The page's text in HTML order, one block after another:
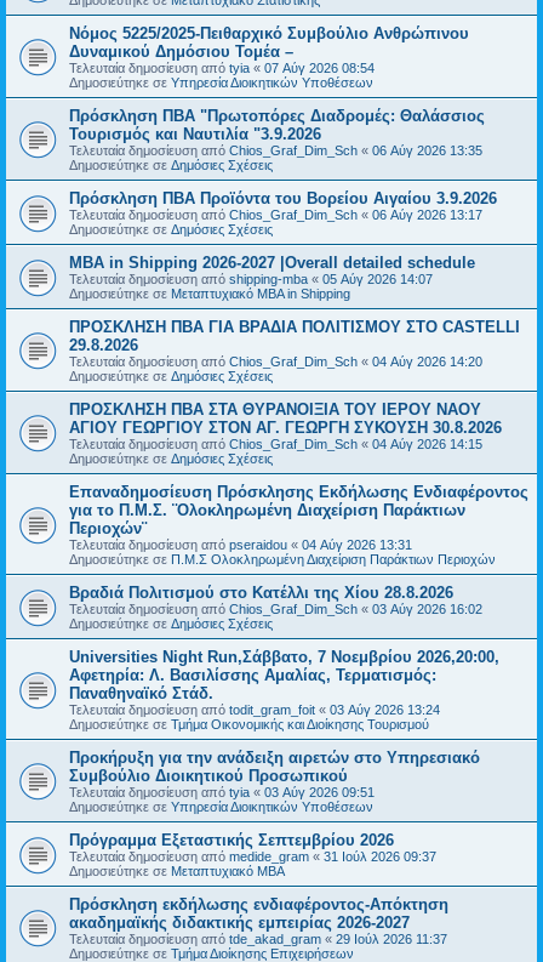
Νόμος 5225/2025-Πειθαρχικό Συμβούλιο Ανθρώπινου
Δυναμικού Δημόσιου Τομέα –
Τελευταία δημοσίευση από tyia « 07 Αύγ 2026 08:54
Δημοσιεύτηκε σε Υπηρεσία Διοικητικών Υποθέσεων
Πρόσκληση ΠΒΑ "Πρωτοπόρες Διαδρομές: Θαλάσσιος
Τουρισμός και Ναυτιλία "3.9.2026
Τελευταία δημοσίευση από Chios_Graf_Dim_Sch « 06 Αύγ 2026 13:35
Δημοσιεύτηκε σε Δημόσιες Σχέσεις
Πρόσκληση ΠΒΑ Προϊόντα του Βορείου Αιγαίου 3.9.2026
Τελευταία δημοσίευση από Chios_Graf_Dim_Sch « 06 Αύγ 2026 13:17
Δημοσιεύτηκε σε Δημόσιες Σχέσεις
MBA in Shipping 2026-2027 |Overall detailed schedule
Τελευταία δημοσίευση από shipping-mba « 05 Αύγ 2026 14:07
Δημοσιεύτηκε σε Μεταπτυχιακό MBA in Shipping
ΠΡΟΣΚΛΗΣΗ ΠΒΑ ΓΙΑ ΒΡΑΔΙΑ ΠΟΛΙΤΙΣΜΟΥ ΣΤΟ CASTELLI
29.8.2026
Τελευταία δημοσίευση από Chios_Graf_Dim_Sch « 04 Αύγ 2026 14:20
Δημοσιεύτηκε σε Δημόσιες Σχέσεις
ΠΡΟΣΚΛΗΣΗ ΠΒΑ ΣΤΑ ΘΥΡΑΝΟΙΞΙΑ ΤΟΥ ΙΕΡΟΥ ΝΑΟΥ
ΑΓΙΟΥ ΓΕΩΡΓΙΟΥ ΣΤΟΝ ΑΓ. ΓΕΩΡΓΗ ΣΥΚΟΥΣΗ 30.8.2026
Τελευταία δημοσίευση από Chios_Graf_Dim_Sch « 04 Αύγ 2026 14:15
Δημοσιεύτηκε σε Δημόσιες Σχέσεις
Επαναδημοσίευση Πρόσκλησης Εκδήλωσης Ενδιαφέροντος
για το Π.Μ.Σ. ¨Ολοκληρωμένη Διαχείριση Παράκτιων
Περιοχών¨
Τελευταία δημοσίευση από pseraidou « 04 Αύγ 2026 13:31
Δημοσιεύτηκε σε Π.Μ.Σ Ολοκληρωμένη Διαχείριση Παράκτιων Περιοχών
Βραδιά Πολιτισμού στο Κατέλλι της Χίου 28.8.2026
Τελευταία δημοσίευση από Chios_Graf_Dim_Sch « 03 Αύγ 2026 16:02
Δημοσιεύτηκε σε Δημόσιες Σχέσεις
Universities Night Run,Σάββατο, 7 Νοεμβρίου 2026,20:00,
Αφετηρία: Λ. Βασιλίσσης Αμαλίας, Τερματισμός:
Παναθηναϊκό Στάδ.
Τελευταία δημοσίευση από todit_gram_foit « 03 Αύγ 2026 13:24
Δημοσιεύτηκε σε Τμήμα Οικονομικής και Διοίκησης Τουρισμού
Προκήρυξη για την ανάδειξη αιρετών στο Υπηρεσιακό
Συμβούλιο Διοικητικού Προσωπικού
Τελευταία δημοσίευση από tyia « 03 Αύγ 2026 09:51
Δημοσιεύτηκε σε Υπηρεσία Διοικητικών Υποθέσεων
Πρόγραμμα Εξεταστικής Σεπτεμβρίου 2026
Τελευταία δημοσίευση από medide_gram « 31 Ιούλ 2026 09:37
Δημοσιεύτηκε σε Μεταπτυχιακό MBA
Πρόσκληση εκδήλωσης ενδιαφέροντος-Απόκτηση
ακαδημαϊκής διδακτικής εμπειρίας 2026-2027
Τελευταία δημοσίευση από tde_akad_gram « 29 Ιούλ 2026 11:37
Δημοσιεύτηκε σε Τμήμα Διοίκησης Επιχειρήσεων